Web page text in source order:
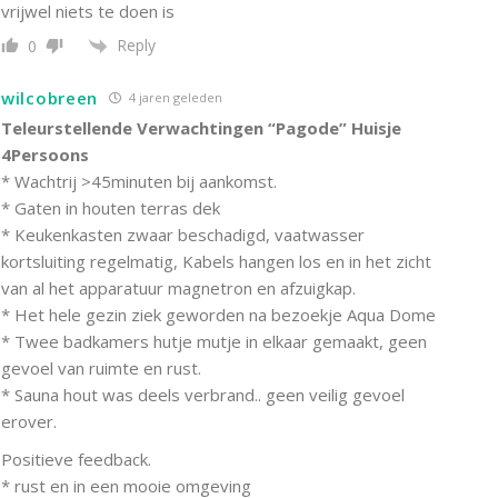
vrijwel niets te doen is
0 Reply
wilcobreen 4 jaren geleden
Teleurstellende Verwachtingen “Pagode” Huisje
4Persoons
* Wachtrij >45minuten bij aankomst.
* Gaten in houten terras dek
* Keukenkasten zwaar beschadigd, vaatwasser
kortsluiting regelmatig, Kabels hangen los en in het zicht
van al het apparatuur magnetron en afzuigkap.
* Het hele gezin ziek geworden na bezoekje Aqua Dome
* Twee badkamers hutje mutje in elkaar gemaakt, geen
gevoel van ruimte en rust.
* Sauna hout was deels verbrand.. geen veilig gevoel
erover.
Positieve feedback.
* rust en in een mooie omgeving